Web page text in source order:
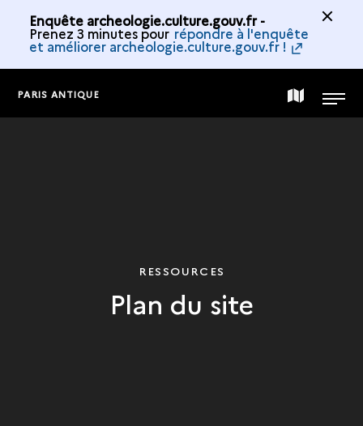
Enquête archeologie.culture.gouv.fr -
Prenez 3 minutes pour répondre à l'enquête
et améliorer archeologie.culture.gouv.fr !
PARIS ANTIQUE CARTE MENU
RESSOURCES
Plan du site